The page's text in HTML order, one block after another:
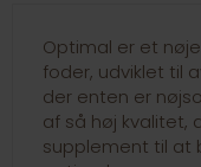
Optimal er et
foder, udviklet til
der enten er
af så høj kvalitet,
supplement til at